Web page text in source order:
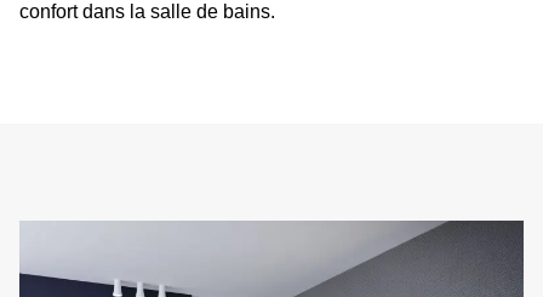
confort dans la salle de bains.